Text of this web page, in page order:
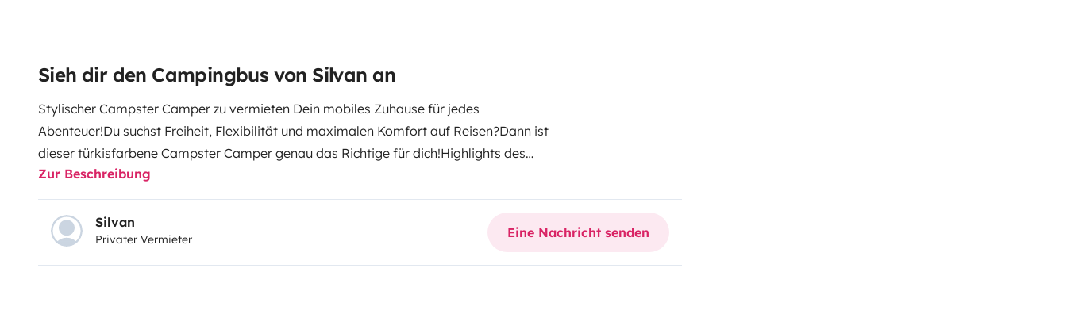
Sieh dir den Campingbus von Silvan an
Stylischer Campster Camper zu vermieten Dein mobiles Zuhause für jedes
Abenteuer!Du suchst Freiheit, Flexibilität und maximalen Komfort auf Reisen?Dann ist
dieser türkisfarbene Campster Camper genau das Richtige für dich!Highlights des
Campsters:-Standheizung (für die kalten Tage)
Schlafplatz gemütlich und luftig-Geräumiger Innenraum mit bequemen Sitz- und
Schlafmöglichkeiten
praktischen Zugang-Kompakte Größe, perfekt für Städte, Küstenstraßen oder
Bergtouren-Auffällige Farbe: Der Camper ist ein echter Hingucker auf jedem
Zur Beschreibung
Silvan
Privater Vermieter Eine Nachricht senden